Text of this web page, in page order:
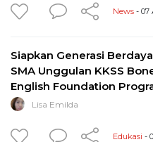
News - 07
Siapkan Generasi
SMA Unggulan KKSS
English Foundation
Lisa Emilda
Edukasi -